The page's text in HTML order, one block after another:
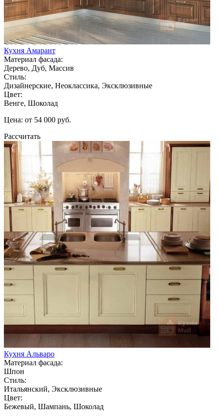
Кухня Амарант
Материал фасада:
Дерево, Дуб, Массив
Стиль:
Дизайнерские, Неоклассика, Эксклюзивные
Цвет:
Венге, Шоколад
Цена: от 54 000 руб.
Рассчитать
Кухня Альваро
Материал фасада:
Шпон
Стиль:
Итальянский, Эксклюзивные
Цвет:
Бежевый, Шампань, Шоколад